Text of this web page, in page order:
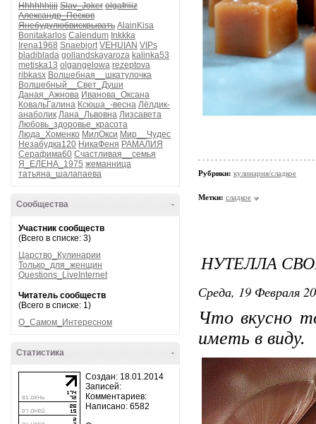
Hhhhhhjjjj Slav_Joker olgafriiiz
Александр_Песков
Янебудулюбвискрывать AlainKisa
Bonitakarlos Calendum Inkkka
Irena1968 Snaebjort VEHUIAN VIPs
bladiblada gollandskayaroza kalinka53
metiska13 olgangelowa rezeptova
ribkasx Волшебная__шкатулочка
Волшебный__Свет_Души
Даная_Ажнова Иванова_Оксана
КовальГалина Ксюша_-весна Лёлдик-
анаболик Лана_Львовна Лизсавета
Любовь_здоровье_красота
Люда_Хоменко МилОкси Мир__Чудес
Незабудка120 НикаФеня РАМАЛИЯ
Серафима60 Счастливая__семья
Я_ЕЛЕНА_1975 жеманница
татьяна_шалапаева
-
Сообщества
Участник сообществ
(Всего в списке: 3)
Царство_Кулинарии
Только_для_женщин
Questions_LiveInternet
Читатель сообществ
(Всего в списке: 1)
О_Самом_Интересном
-
Статистика
Создан: 18.01.2014
Записей:
Комментариев:
Написано: 6582
Рубрики: кулинария/сладкое
Метки: сладкое
НУТЕЛЛА
Среда, 19 Февраля
Что вкусно
иметь в виду.